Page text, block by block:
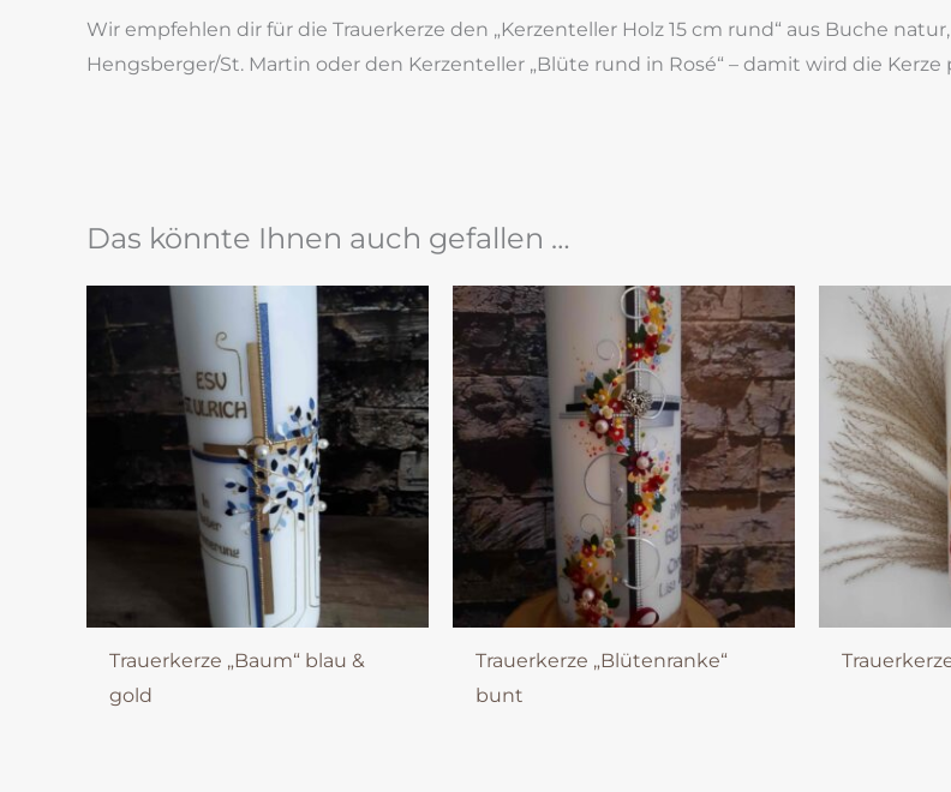
Wir empfehlen dir für die Trauerkerze den „Kerzenteller Holz 15 cm rund“ aus Buche
Hengsberger/St. Martin oder den Kerzenteller „Blüte rund in Rosé“ – damit wird die
Das könnte Ihnen auch gefallen …
Trauerkerze „Baum“ blau &
gold
Trauerkerze „Blütenranke“
bunt